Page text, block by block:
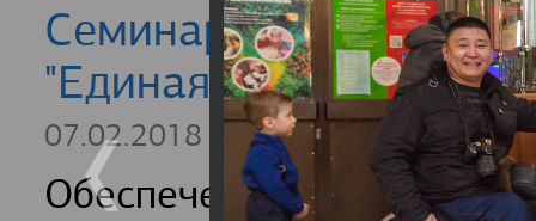
Cеминар для
"Единая страна -
07.02.2018
Обеспечение